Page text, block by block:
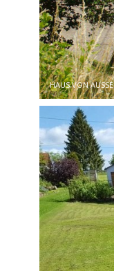
HAUS VON AUSSEN